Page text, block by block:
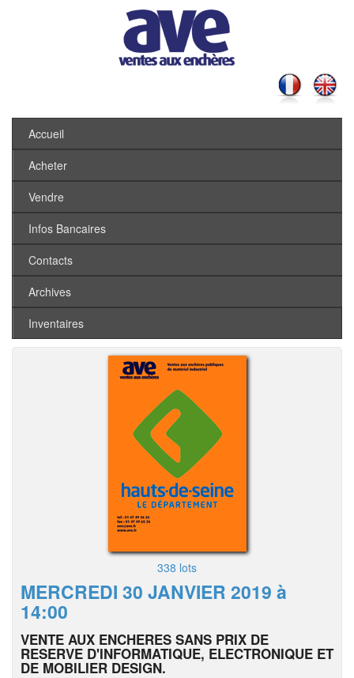
Accueil
Acheter
Vendre
Infos Bancaires
Contacts
Archives
Inventaires
338 lots
MERCREDI 30 JANVIER 2019 à
14:00
VENTE AUX ENCHERES SANS PRIX DE
RESERVE D'INFORMATIQUE, ELECTRONIQUE ET
DE MOBILIER DESIGN.